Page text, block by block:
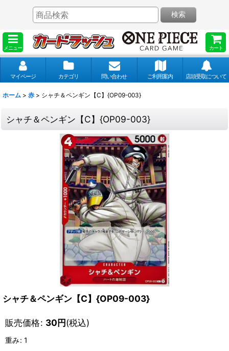
メニュー カート
検索
マイページ カテゴリ 問い合わせ ご利用案内 店頭受取について
ホーム > 赤 > シャチ＆ペンギン【C】{OP09-003}
シャチ＆ペンギン【C】{OP09-003}
シャチ＆ペンギン【C】{OP09-003}
販売価格: 30円(税込)
重み: 1